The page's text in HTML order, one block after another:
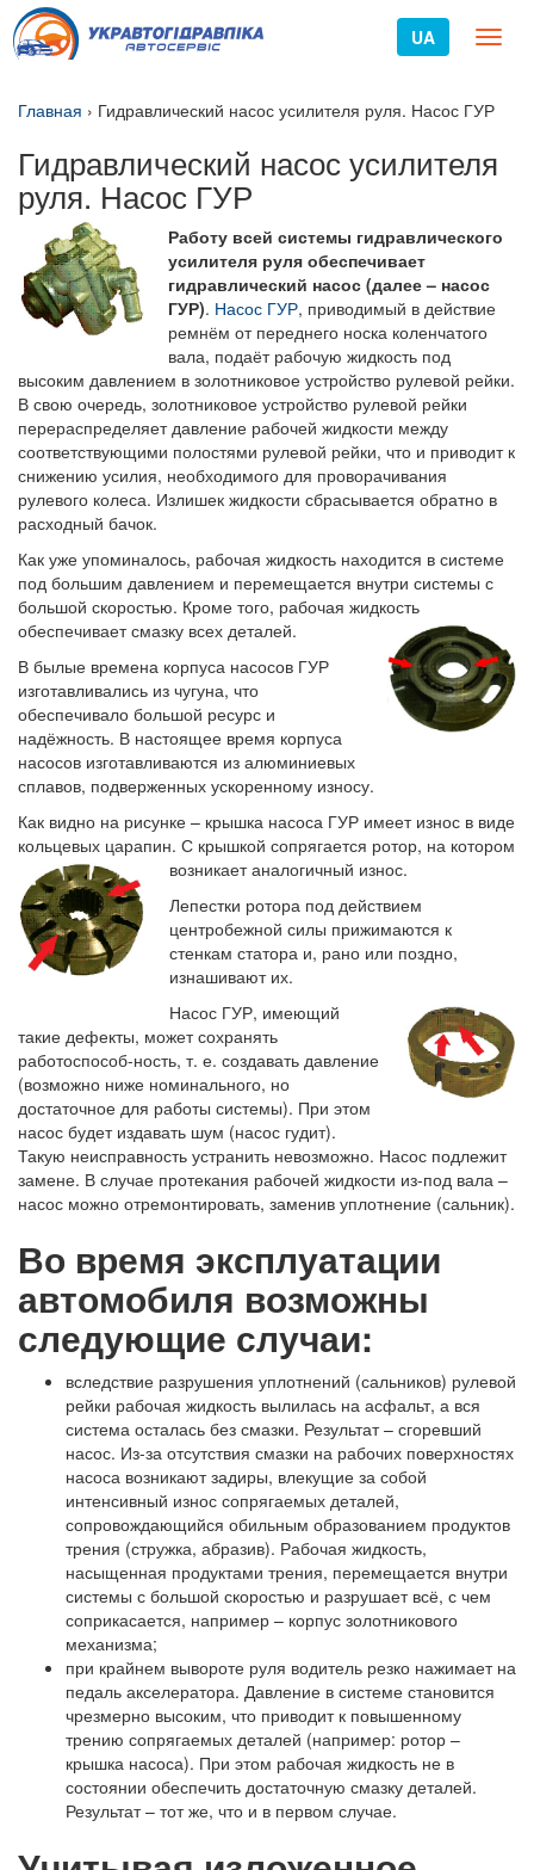
UA
Главная › Гидравлический насос усилителя руля. Насос ГУР
Гидравлический насос усилителя
руля. Насос ГУР
Работу всей системы гидравлического
усилителя руля обеспечивает
гидравлический насос (далее – насос
ГУР). Насос ГУР, приводимый в действие
ремнём от переднего носка коленчатого
вала, подаёт рабочую жидкость под
высоким давлением в золотниковое устройство рулевой рейки.
В свою очередь, золотниковое устройство рулевой рейки
перераспределяет давление рабочей жидкости между
соответствующими полостями рулевой рейки, что и приводит к
снижению усилия, необходимого для проворачивания
рулевого колеса. Излишек жидкости сбрасывается обратно в
расходный бачок.
Как уже упоминалось, рабочая жидкость находится в системе
под большим давлением и перемещается внутри системы с
большой скоростью. Кроме того, рабочая жидкость
обеспечивает смазку всех деталей.
В былые времена корпуса насосов ГУР
изготавливались из чугуна, что
обеспечивало большой ресурс и
надёжность. В настоящее время корпуса
насосов изготавливаются из алюминиевых
сплавов, подверженных ускоренному износу.
Как видно на рисунке – крышка насоса ГУР имеет износ в виде
кольцевых царапин. С крышкой сопрягается ротор, на котором
возникает аналогичный износ.
Лепестки ротора под действием
центробежной силы прижимаются к
стенкам статора и, рано или поздно,
изнашивают их.
Насос ГУР, имеющий
такие дефекты, может сохранять
работоспособ-ность, т. е. создавать давление
(возможно ниже номинального, но
достаточное для работы системы). При этом
насос будет издавать шум (насос гудит).
Такую неисправность устранить невозможно. Насос подлежит
замене. В случае протекания рабочей жидкости из-под вала –
насос можно отремонтировать, заменив уплотнение (сальник).
Во время эксплуатации
автомобиля возможны
следующие случаи:
вследствие разрушения уплотнений (сальников) рулевой
рейки рабочая жидкость вылилась на асфальт, а вся
система осталась без смазки. Результат – сгоревший
насос. Из-за отсутствия смазки на рабочих поверхностях
насоса возникают задиры, влекущие за собой
интенсивный износ сопрягаемых деталей,
сопровождающийся обильным образованием продуктов
трения (стружка, абразив). Рабочая жидкость,
насыщенная продуктами трения, перемещается внутри
системы с большой скоростью и разрушает всё, с чем
соприкасается, например – корпус золотникового
механизма;
при крайнем вывороте руля водитель резко нажимает на
педаль акселератора. Давление в системе становится
чрезмерно высоким, что приводит к повышенному
трению сопрягаемых деталей (например: ротор –
крышка насоса). При этом рабочая жидкость не в
состоянии обеспечить достаточную смазку деталей.
Результат – тот же, что и в первом случае.